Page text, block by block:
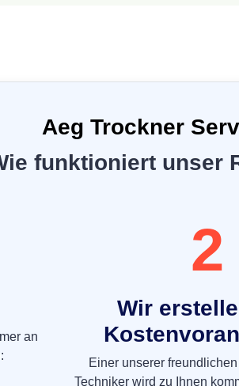
Aeg Trockner
funktioniert unser
an
2
Wir
Einer unserer
Techniker wird zu Ihnen